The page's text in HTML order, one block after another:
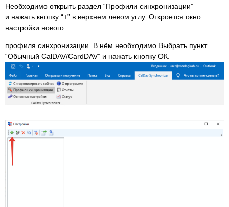
Необходимо открыть раздел “Профили синхронизации”
и нажать кнопку “+” в верхнем левом углу. Откроется окно
настройки нового
профиля синхронизации. В нём необходимо Выбрать пункт
“Обычный CalDAV/CardDAV” и нажать кнопку ОК.